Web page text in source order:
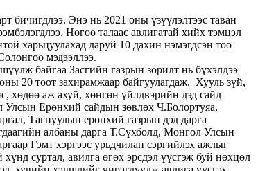
бичигдлээ. Энэ нь 2021 оны үзүүлэлтээс таван
Нөгөө талаас авлигатай хийх тэмцэл
харьцуулахад даруй 10 дахин нэмэгдсэн тоо
мэдээллээ.
байгаа Засгийн газрын зорилт нь бүхэлдээ
20 тоот захирамжаар байгуулагдаж, Хууль зүй,
хөдөө аж ахуй, хөнгөн үйлдвэрийн дэд сайд
Улсын Ерөнхий сайдын зөвлөх Ч.Болортуяа,
Тагнуулын ерөнхий газрын дэд дарга
албаны дарга Т.Сүхболд, Монгол Улсын
Гэмт хэргээс урьдчилан сэргийлэх ажлыг
суртал, авилга өгөх эрсдэл үүсгэж буй нөхцөл